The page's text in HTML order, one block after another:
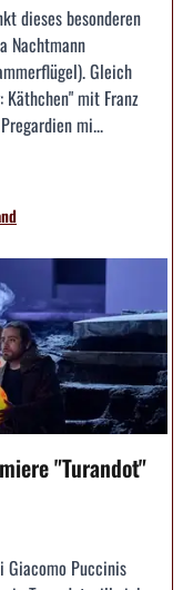
dieses besonderen
Nachtmann
Gleich
mit Franz
mi...
"Turandot"
Giacomo Puccinis